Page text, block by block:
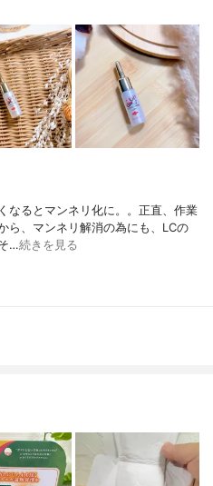
なるとマンネリ化に。。正直、作業
ら、マンネリ解消の為にも、LCの
…続きを見る